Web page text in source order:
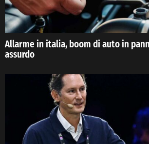
Allarme in italia, boom di auto in
assurdo